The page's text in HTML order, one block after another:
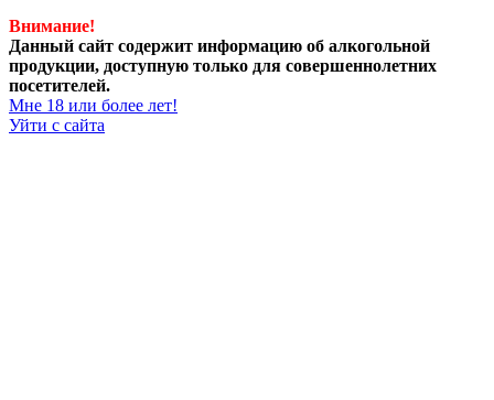
Внимание!
Данный сайт содержит информацию об алкогольной
продукции, доступную только для совершеннолетних
посетителей.
Мне 18 или более лет!
Уйти с сайта